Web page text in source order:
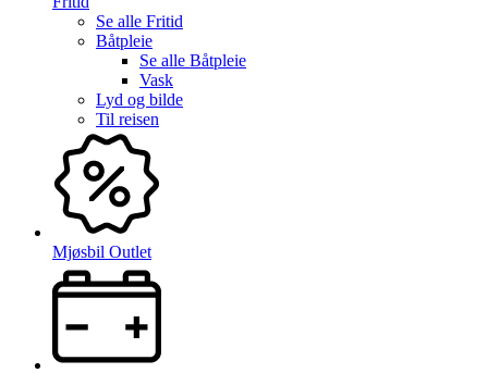
Se alle Fritid
Båtpleie
Se alle Båtpleie
Vask
Lyd og bilde
Til reisen
Mjøsbil Outlet